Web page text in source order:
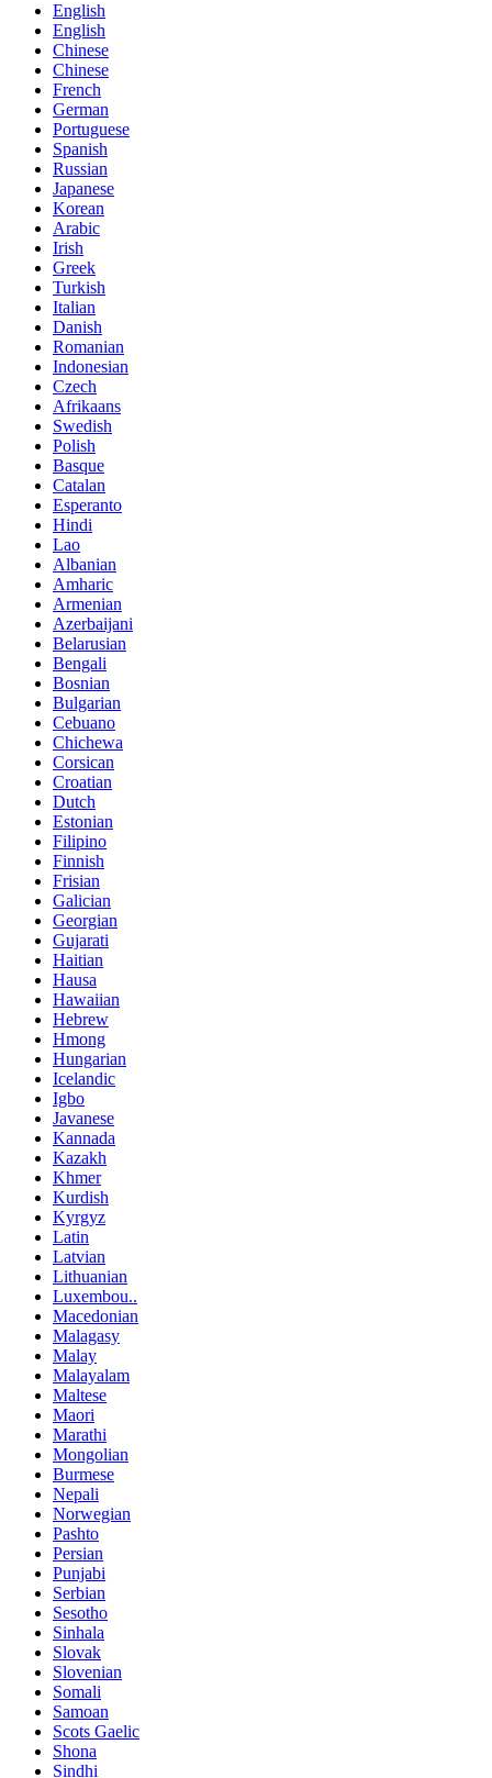
English
English
Chinese
Chinese
French
German
Portuguese
Spanish
Russian
Japanese
Korean
Arabic
Irish
Greek
Turkish
Italian
Danish
Romanian
Indonesian
Czech
Afrikaans
Swedish
Polish
Basque
Catalan
Esperanto
Hindi
Lao
Albanian
Amharic
Armenian
Azerbaijani
Belarusian
Bengali
Bosnian
Bulgarian
Cebuano
Chichewa
Corsican
Croatian
Dutch
Estonian
Filipino
Finnish
Frisian
Galician
Georgian
Gujarati
Haitian
Hausa
Hawaiian
Hebrew
Hmong
Hungarian
Icelandic
Igbo
Javanese
Kannada
Kazakh
Khmer
Kurdish
Kyrgyz
Latin
Latvian
Lithuanian
Luxembou..
Macedonian
Malagasy
Malay
Malayalam
Maltese
Maori
Marathi
Mongolian
Burmese
Nepali
Norwegian
Pashto
Persian
Punjabi
Serbian
Sesotho
Sinhala
Slovak
Slovenian
Somali
Samoan
Scots Gaelic
Shona
Sindhi